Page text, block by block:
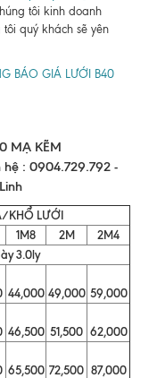
tôi kinh doanh
quý khách sẽ yên
BÁO GIÁ LƯỚI B40
MẠ KẼM
: 0904.729.792 -
KHỔ LƯỚI
1M8 2M
2M4
3.0ly
44,000 49,000 59,000
46,500 51,500 62,000
65,500 72,500 87,000